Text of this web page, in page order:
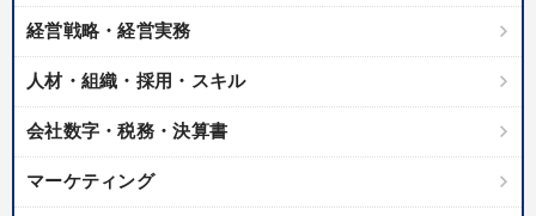
経営戦略・経営実務
人材・組織・採用・スキル
会社数字・税務・決算書
マーケティング